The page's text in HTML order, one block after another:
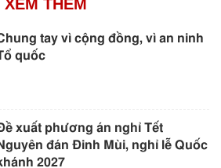
XEM THÊM
tay vì cộng đồng, vì an ninh
quốc
xuất phương án nghỉ Tết
đán Đinh Mùi, nghỉ lễ Quốc
2027